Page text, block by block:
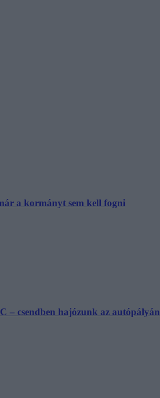
a kormányt sem kell fogni
– csendben hajózunk az autópályán